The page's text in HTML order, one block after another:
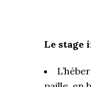
Le stage